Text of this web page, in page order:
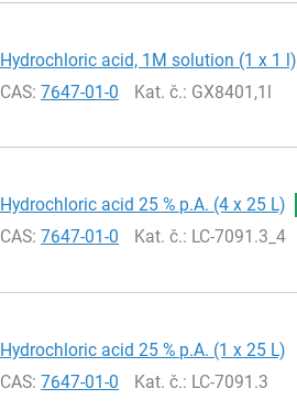
Hydrochloric acid, 1M solution (1 x 1 l)
CAS:7647-01-0 Kat. č.: GX8401,1l
Hydrochloric acid 25 % p.A. (4 x 25 L)
CAS:7647-01-0 Kat. č.: LC-7091.3_4
Hydrochloric acid 25 % p.A. (1 x 25 L)
CAS:7647-01-0 Kat. č.: LC-7091.3